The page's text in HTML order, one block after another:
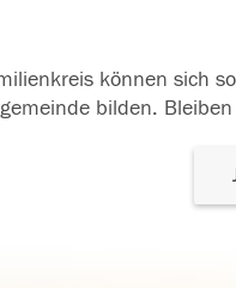
können sich
bilden.